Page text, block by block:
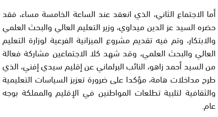
أما الاجتماع الثاني، الذي انعقد عند الساعة الخامسة مساء، فقد
حضره السيد عز الدين ميداوي، وزير التعليم العالي والبحث العلمي
والابتكار، وتم فيه تقديم مشروع الميزانية الفرعية لوزارة التعليم
العالي والبحث العلمي، وقد شهد كلا الاجتماعين مشاركة فعالة
من السيد أحمد زاهو، النائب البرلماني عن إقليم سيدي إفني، الذي
طرح مداخلات هامة، مؤكدا على ضرورة تعزيز السياسات التعليمية
والثقافية لتلبية تطلعات المواطنين في الإقليم والمملكة بوجه
عام.